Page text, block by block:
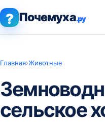
? Почемуха.ру
Главная›Животные
сельское